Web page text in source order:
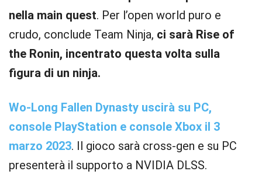
nella main quest. Per l’open world puro e
crudo, conclude Team Ninja, ci sarà Rise of
the Ronin, incentrato questa volta sulla
figura di un ninja.
Wo-Long Fallen Dynasty uscirà su PC,
console PlayStation e console Xbox il 3
marzo 2023. Il gioco sarà cross-gen e su PC
presenterà il supporto a NVIDIA DLSS.